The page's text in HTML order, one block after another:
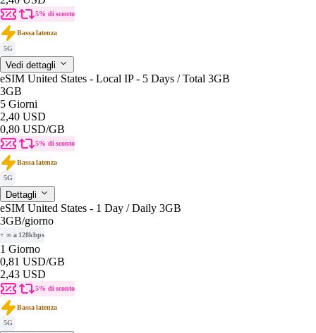
5% di sconto
Bassa latenza
5G
Vedi dettagli
eSIM United States - Local IP - 5 Days / Total 3GB
3GB
5 Giorni
2,40 USD
0,80 USD/GB
5% di sconto
Bassa latenza
5G
Dettagli
eSIM United States - 1 Day / Daily 3GB
3GB/giorno
+ ∞ a 128kbps
1 Giorno
0,81 USD/GB
2,43 USD
5% di sconto
Bassa latenza
5G